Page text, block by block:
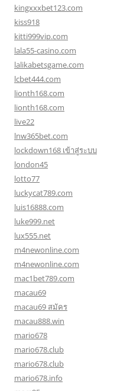
kingxxxbet123.com
kiss918
kitti999vip.com
lala55-casino.com
lalikabetsgame.com
lcbet444.com
lionth168.com
lionth168.com
live22
lnw365bet.com
lockdown168 เข้าสู่ระบบ
london45
lotto77
luckycat789.com
luis16888.com
luke999.net
lux555.net
m4newonline.com
m4newonline.com
mac1bet789.com
macau69
macau69 สมัคร
macau888.win
mario678
mario678.club
mario678.club
mario678.info